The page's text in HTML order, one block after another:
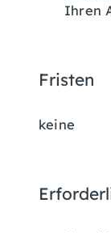
Ihren
Fristen
keine